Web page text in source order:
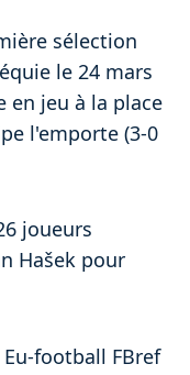
sélection
le 24 mars
en jeu à la place
l'emporte (3-0
joueurs
Hašek pour
football FBref